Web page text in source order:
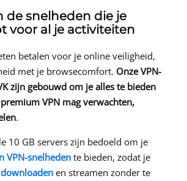
de snelheden die je
voor al je activiteiten
betalen voor je online veiligheid,
met je browsecomfort. Onze VPN-
zijn gebouwd om je alles te bieden
VPN mag verwachten,
.
10 GB servers zijn bedoeld om je
VPN-snelheden te bieden, zodat je
downloaden en streamen zonder te